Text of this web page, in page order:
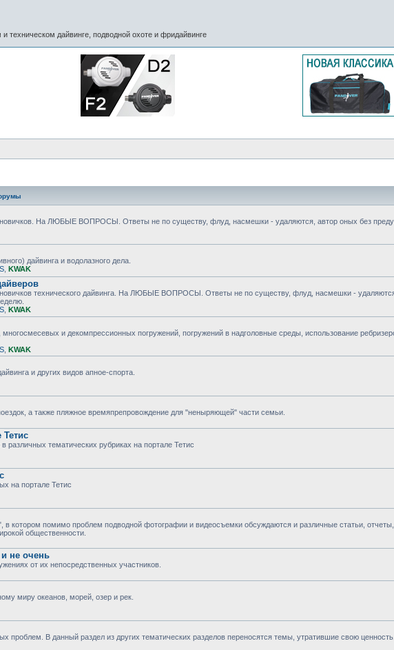
техническом дайвинге, подводной охоте и фридайвинге
новичков. На ЛЮБЫЕ ВОПРОСЫ. Ответы не по существу, флуд, насмешки - удаляются, автор оных без
дайвинга и водолазного дела.
KWAK
новичков технического дайвинга. На ЛЮБЫЕ ВОПРОСЫ. Ответы не по существу, флуд, насмешки -
KWAK
и декомпрессионных погружений, погружений в надголовные среды, использование
KWAK
и других видов апное-спорта.
а также пляжное времяпрепровождение для "неныряющей" части семьи.
различных тематических рубриках на портале Тетис
на портале Тетис
в котором помимо проблем подводной фотографии и видеосъемки обсуждаются и различные статьи,
общественности.
не очень
от их непосредственных участников.
миру океанов, морей, озер и рек.
проблем. В данный раздел из других тематических разделов переносятся темы, утратившие свою ценность.